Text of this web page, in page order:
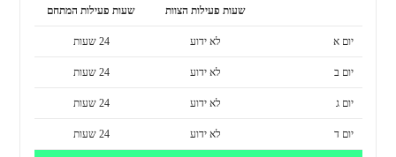
שעות פעילות הצוות שעות פעילות המתחם
יום א לא ידוע 24 שעות
יום ב לא ידוע 24 שעות
יום ג לא ידוע 24 שעות
יום ד לא ידוע 24 שעות